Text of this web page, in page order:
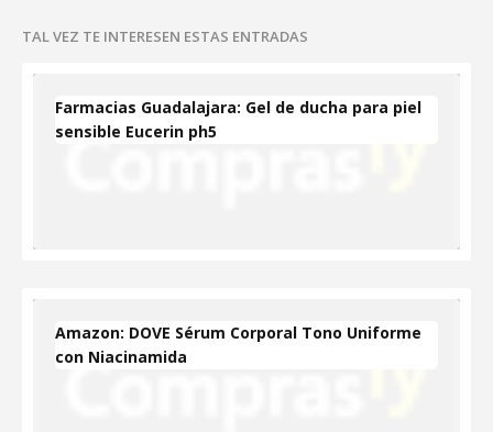
TAL VEZ TE INTERESEN ESTAS ENTRADAS
Farmacias Guadalajara: Gel de ducha para piel
sensible Eucerin ph5
Amazon: DOVE Sérum Corporal Tono Uniforme
con Niacinamida